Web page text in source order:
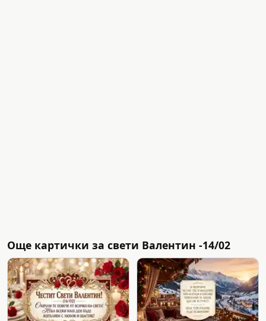
Още картички за свети Валентин -14/02